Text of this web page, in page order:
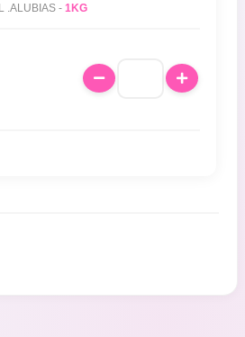
FINI - Gomas - GOMA KL .ALUBIAS - 1KG